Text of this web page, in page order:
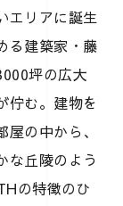
エリアに誕生
る建築家・藤
坪の広大
佇む。建物を
の中から、
な丘陵のよう
の特徴のひ